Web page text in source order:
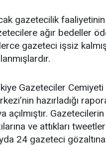
gazetecilik
ağır bedeller
gazeteci işsiz
Gazeteciler
hazırladığı
açılmıştır.
ve attıkları
24 gazeteci